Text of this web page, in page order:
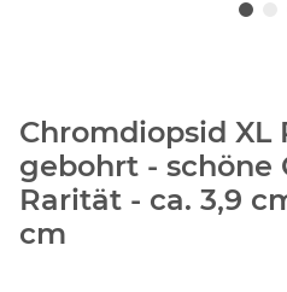
Chromdiopsid XL
gebohrt - schöne
Rarität - ca. 3,9
cm